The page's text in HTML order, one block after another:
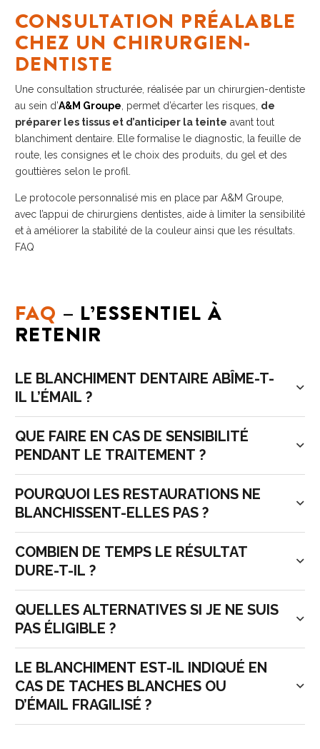
CONSULTATION PRÉALABLE
CHEZ UN CHIRURGIEN-
DENTISTE
Une consultation structurée, réalisée par un chirurgien-dentiste
au sein d’A&M Groupe , permet d’écarter les risques, de
préparer les tissus et d’anticiper la teinte avant tout
blanchiment dentaire. Elle formalise le diagnostic, la feuille de
route, les consignes et le choix des produits, du gel et des
gouttières selon le profil.
Le protocole personnalisé mis en place par A&M Groupe,
avec l’appui de chirurgiens dentistes, aide à limiter la sensibilité
et à améliorer la stabilité de la couleur ainsi que les résultats.
FAQ
FAQ – L’ESSENTIEL À
RETENIR
LE BLANCHIMENT DENTAIRE ABÎME-T-
IL L’ÉMAIL ?
QUE FAIRE EN CAS DE SENSIBILITÉ
PENDANT LE TRAITEMENT ?
POURQUOI LES RESTAURATIONS NE
BLANCHISSENT-ELLES PAS ?
COMBIEN DE TEMPS LE RÉSULTAT
DURE-T-IL ?
QUELLES ALTERNATIVES SI JE NE SUIS
PAS ÉLIGIBLE ?
LE BLANCHIMENT EST-IL INDIQUÉ EN
CAS DE TACHES BLANCHES OU
D’ÉMAIL FRAGILISÉ ?